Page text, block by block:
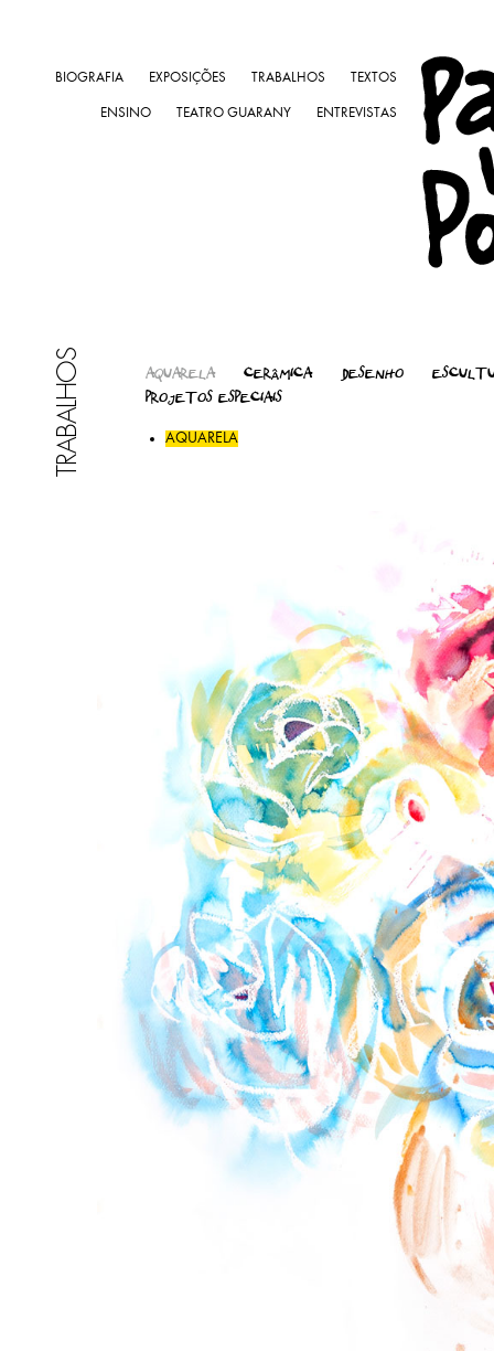
BIOGRAFIA EXPOSIÇÕES TRABALHOS TEXTOS
ENSINO TEATRO GUARANY ENTREVISTAS
TRABALHOS AQUARELA CERÂMICA DESENHO
PROJETOS ESPECIAIS
AQUARELA